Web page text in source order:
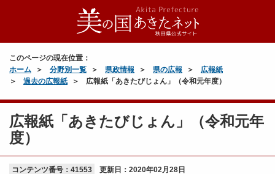
このページの現在位置：
ホーム
分野別一覧 県政情報 県の広報
広報紙
過去の広報紙
広報紙「あきたびじょん」（令和元年度）
広報紙「あきたびじょん」（令和元年
度）
コンテンツ番号：41553 更新日： 2020年02月28日